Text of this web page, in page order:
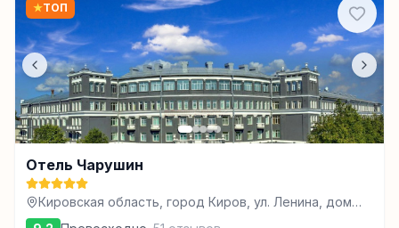
★ТОП
Отель Чарушин
Кировская область, город Киров, ул. Ленина, дом
80, Киров